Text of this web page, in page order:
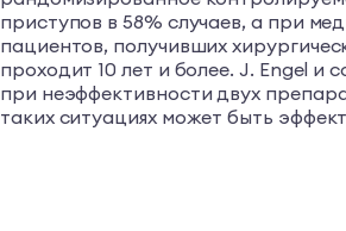
приступов в 58% случаев, а при
пациентов, получивших
проходит 10 лет и более. J. Engel
при неэффективности двух
таких ситуациях может быть